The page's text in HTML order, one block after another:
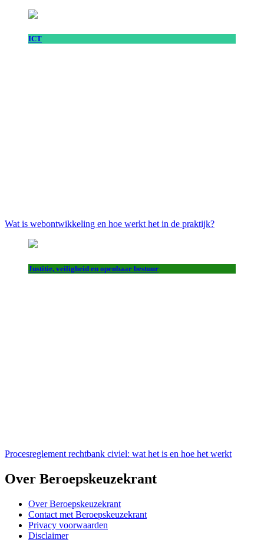
ICT
Wat is webontwikkeling en hoe werkt het in de praktijk?
Justitie, veiligheid en openbaar bestuur
Procesreglement rechtbank civiel: wat het is en hoe het werkt
Over Beroepskeuzekrant
Over Beroepskeuzekrant
Contact met Beroepskeuzekrant
Privacy voorwaarden
Disclaimer